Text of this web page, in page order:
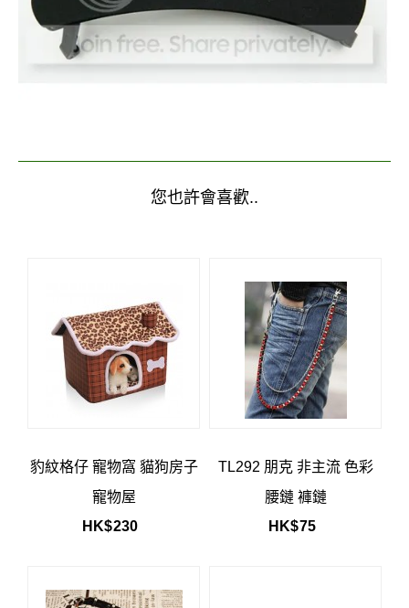
您也許會喜歡..
豹紋格仔 寵物窩 貓狗房子
寵物屋
HK$230
TL292 朋克 非主流 色彩
腰鏈 褲鏈
HK$75